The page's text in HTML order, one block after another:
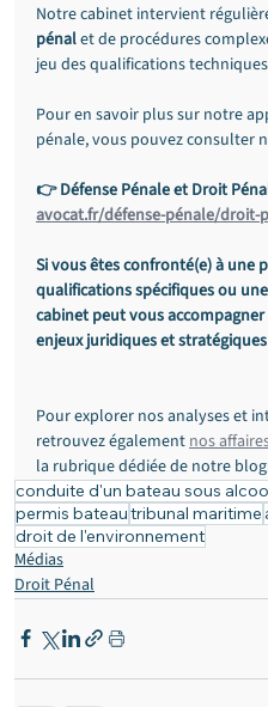
Notre cabinet intervient
pénal et de procédures
jeu des qualifications
Pour en savoir plus sur notre
pénale, vous pouvez consulter
👉 Défense Pénale et Droit
avocat.fr/défense-pénale/droit-
Si vous êtes confronté(e) à
qualifications spécifiques ou
cabinet peut vous
enjeux juridiques et
Pour explorer nos analyses et
retrouvez également nos
la rubrique dédiée de notre
conduite d'un bateau sous
permis bateautribunal maritime
droit de l'environnement
Médias
Droit Pénal